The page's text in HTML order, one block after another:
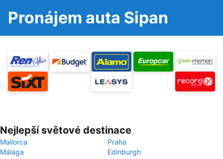
Pronájem auta Sipan
Nejlepší světové destinace
Mallorca
Praha
Málaga
Edinburgh